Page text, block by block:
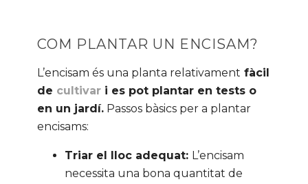
COM PLANTAR UN ENCISAM?
L’encisam és una planta relativament fàcil
de cultivar i es pot plantar en tests o
en un jardí. Passos bàsics per a plantar
encisams:
Triar el lloc adequat: L’encisam
necessita una bona quantitat de